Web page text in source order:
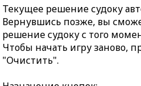
Текущее решение судоку
Вернувшись позже, вы
решение судоку с того
Чтобы начать игру заново,
"Очистить".